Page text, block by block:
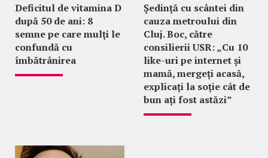
Deficitul de vitamina D
după 50 de ani: 8
semne pe care mulți le
confundă cu
îmbătrânirea
Ședință cu scântei din
cauza metroului din
Cluj. Boc, către
consilierii USR: „Cu 10
like-uri pe internet și
mamă, mergeți acasă,
explicați la soție cât de
bun ați fost astăzi”